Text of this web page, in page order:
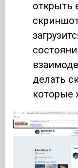
открыть
делать
которые